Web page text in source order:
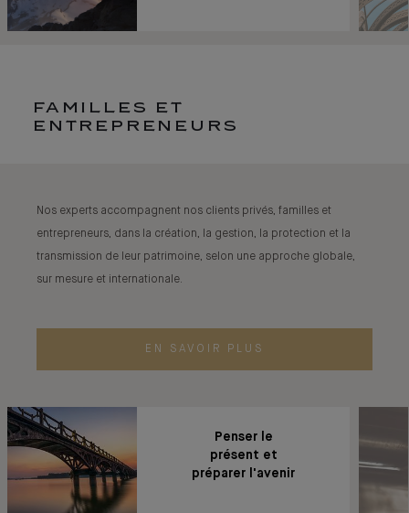
FAMILLES ET
ENTREPRENEURS
Nos experts accompagnent nos clients privés, familles et
entrepreneurs, dans la création, la gestion, la protection et la
transmission de leur patrimoine, selon une approche globale,
sur mesure et internationale.
EN SAVOIR PLUS
Penser le
présent et
préparer l'avenir